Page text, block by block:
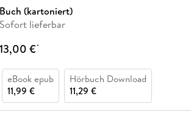
Buch (kartoniert)
Sofort lieferbar
13,00 €*
eBook epub
11,99 €
Hörbuch Download
11,29 €